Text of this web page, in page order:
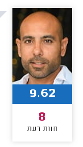
9.62
8
חוות דעת